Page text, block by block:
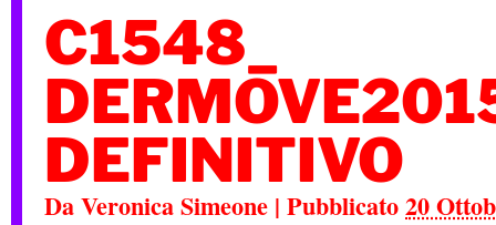
C1548_
DEFINITIVO
DaVeronica Simeone | Pubblicato20